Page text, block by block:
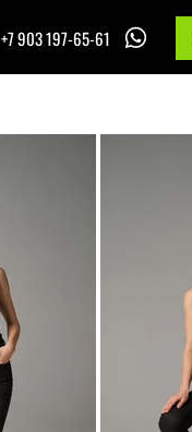
+7 903 197-65-61